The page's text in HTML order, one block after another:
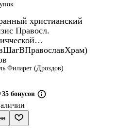
христианский
Правосл.
Филарет (Дроздов)
35 бонусов